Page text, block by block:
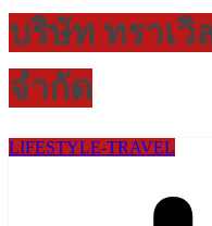
บริษัท ทราเวิ
จำกัด
LIFESTYLE​-TRAVEL​